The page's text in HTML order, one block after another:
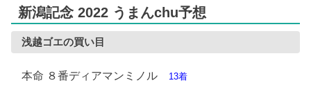
新潟記念 2022 うまんchu予想
浅越ゴエの買い目
本命 ８番ディアマンミノル 13着